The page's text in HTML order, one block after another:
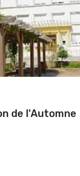
de l'Automne